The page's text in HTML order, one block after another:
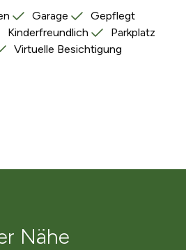
Garage
Gepflegt
Kinderfreundlich
Parkplatz
Virtuelle Besichtigung
Nähe